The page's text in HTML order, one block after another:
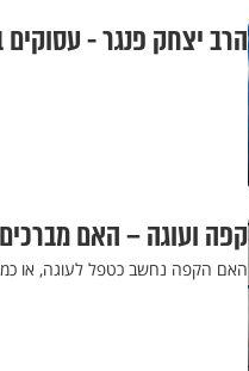
הרב יצחק פנגר - עסוקים
קפה ועוגה – האם
האם הקפה נחשב כטפל לעוגה, או